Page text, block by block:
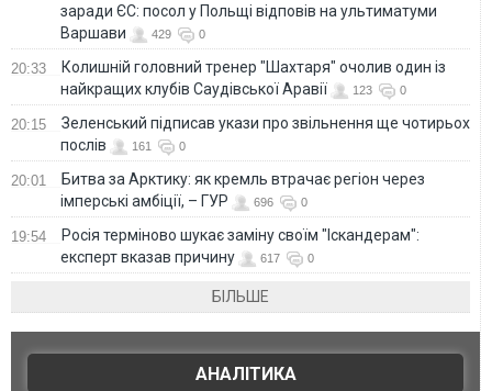
заради ЄС: посол у Польщі відповів на ультиматуми
Варшави
429 0
20:33
Колишній головний тренер "Шахтаря" очолив один із
найкращих клубів Саудівської Аравії
123 0
20:15
Зеленський підписав укази про звільнення ще чотирьох
послів
161 0
20:01
Битва за Арктику: як кремль втрачає регіон через
імперські амбіції, – ГУР
696 0
19:54
Росія терміново шукає заміну своїм "Іскандерам":
експерт вказав причину
617 0
БІЛЬШЕ
АНАЛІТИКА